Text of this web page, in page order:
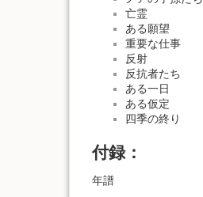
亡霊
ある願望
重要な仕事
反射
反抗者たち
ある一日
ある仮定
四季の終り
付録：
年譜